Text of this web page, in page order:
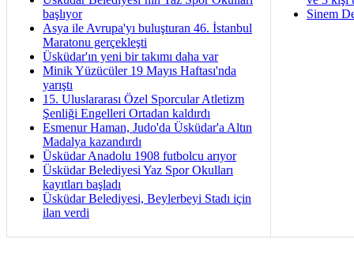
başlıyor
Asya ile Avrupa'yı buluşturan 46. İstanbul
Maratonu gerçekleşti
Üsküdar'ın yeni bir takımı daha var
Minik Yüzücüler 19 Mayıs Haftası'nda
yarıştı
15. Uluslararası Özel Sporcular Atletizm
Şenliği Engelleri Ortadan kaldırdı
Esmenur Haman, Judo'da Üsküdar'a Altın
Madalya kazandırdı
Üsküdar Anadolu 1908 futbolcu arıyor
Üsküdar Belediyesi Yaz Spor Okulları
kayıtları başladı
Üsküdar Belediyesi, Beylerbeyi Stadı için
ilan verdi
Sinem